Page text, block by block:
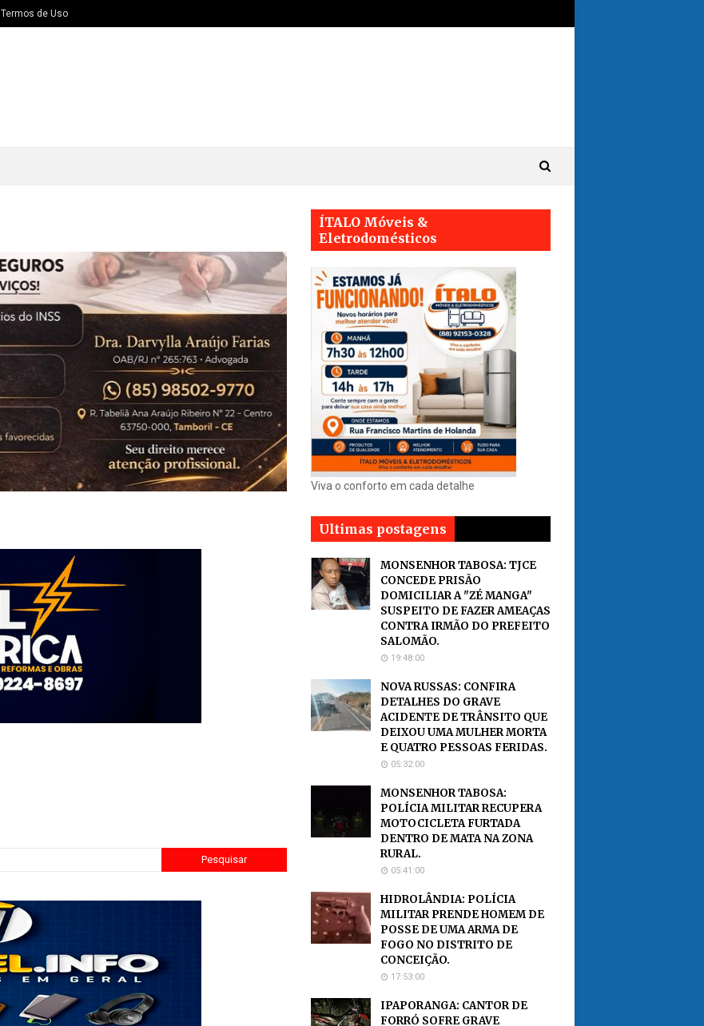
Termos de Uso
ÍTALO Móveis &
Eletrodomésticos
Viva o conforto em cada detalhe
Ultimas postagens
MONSENHOR TABOSA: TJCE
CONCEDE PRISÃO
DOMICILIAR A "ZÉ MANGA"
SUSPEITO DE FAZER AMEAÇAS
CONTRA IRMÃO DO PREFEITO
SALOMÃO.
19:48:00
NOVA RUSSAS: CONFIRA
DETALHES DO GRAVE
ACIDENTE DE TRÂNSITO QUE
DEIXOU UMA MULHER MORTA
E QUATRO PESSOAS FERIDAS.
05:32:00
MONSENHOR TABOSA:
POLÍCIA MILITAR RECUPERA
MOTOCICLETA FURTADA
DENTRO DE MATA NA ZONA
RURAL.
05:41:00
HIDROLÂNDIA: POLÍCIA
MILITAR PRENDE HOMEM DE
POSSE DE UMA ARMA DE
FOGO NO DISTRITO DE
CONCEIÇÃO.
17:53:00
IPAPORANGA: CANTOR DE
FORRÓ SOFRE GRAVE